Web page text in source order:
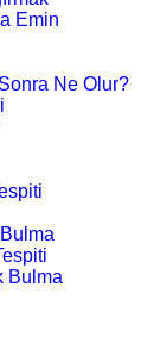
Emin
Ne Olur?
Bulma